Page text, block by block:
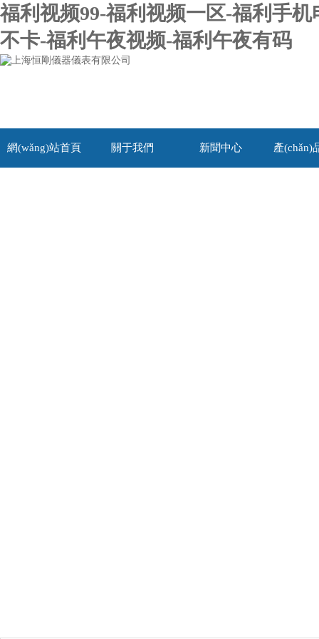
福利视频99-福利视频一区-福利手
不卡-福利午夜视频-福利午夜有码
網(wǎng)站首頁 關于我們 新聞中心 產(chǎn)